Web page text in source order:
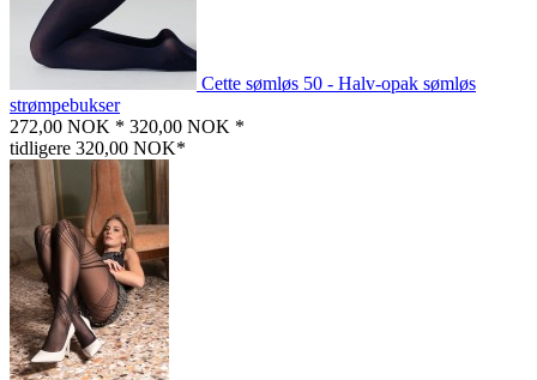
Cette sømløs 50 - Halv-opak sømløs
strømpebukser
272,00 NOK * 320,00 NOK *
tidligere 320,00 NOK*